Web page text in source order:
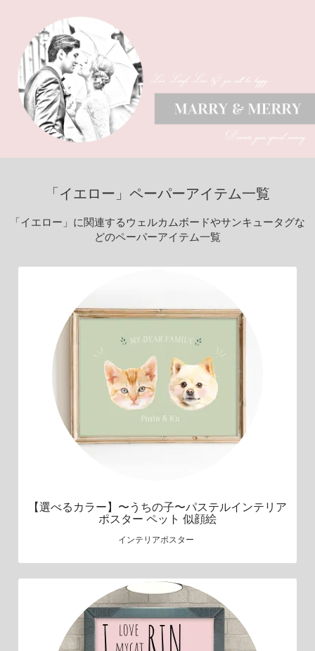
「イエロー」ペーパーアイテム一覧
「イエロー」に関連するウェルカムボードやサンキュータグな
どのペーパーアイテム一覧
【選べるカラー】〜うちの子〜パステルインテリア
ポスター ペット 似顔絵
インテリアポスター